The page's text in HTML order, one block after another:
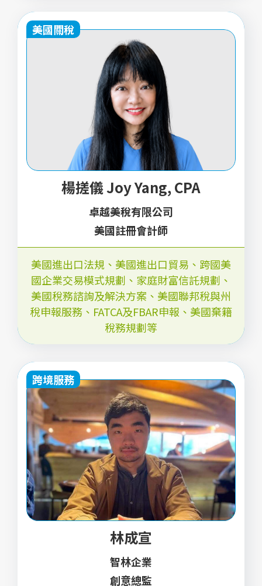
美國關稅
楊搓儀 Joy Yang, CPA
卓越美稅有限公司
美國註冊會計師
美國進出口法規、美國進出口貿易、跨國美
國企業交易模式規劃、家庭財富信託規劃、
美國稅務諮詢及解決方案、美國聯邦稅與州
稅申報服務、FATCA及FBAR申報、美國棄籍
稅務規劃等
跨境服務
林成宣
智林企業
創意總監